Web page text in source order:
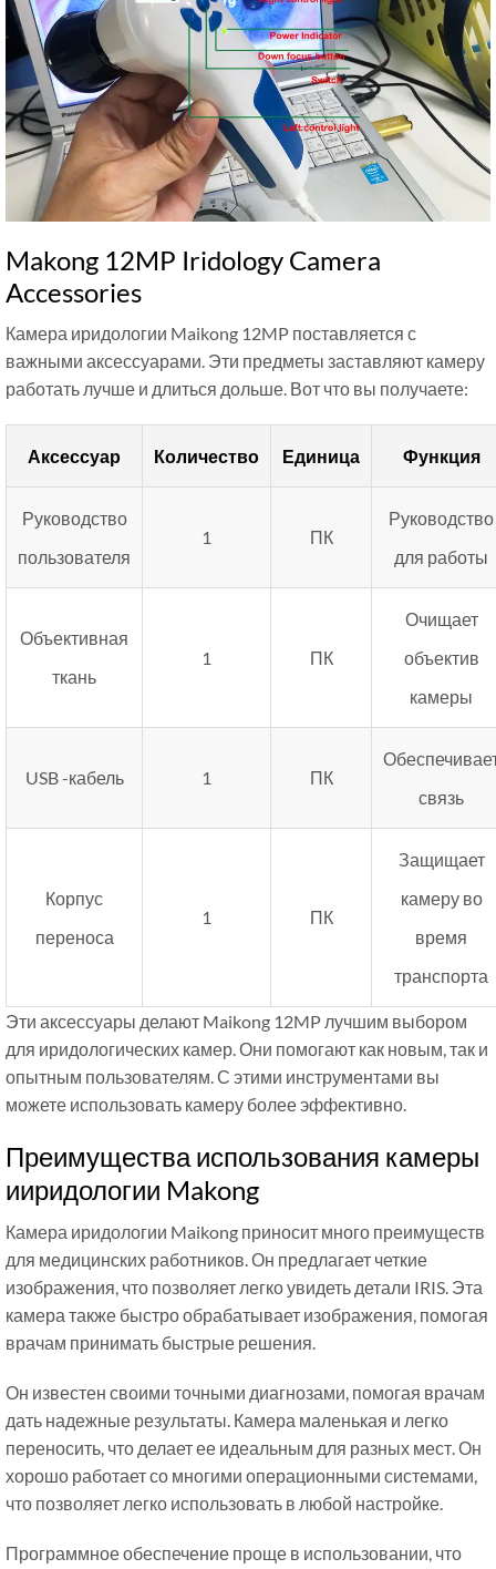
Makong 12MP Iridology Camera
Accessories
Камера иридологии Maikong 12MP поставляется с
важными аксессуарами. Эти предметы заставляют камеру
работать лучше и длиться дольше. Вот что вы получаете:
Аксессуар Количество Единица Функция
Руководство
пользователя
1 ПК
Руководство
для работы
Объективная
ткань
1 ПК
Очищает
объектив
камеры
USB -кабель 1 ПК
связь
Корпус
переноса
1 ПК
Защищает
камеру во
время
транспорта
Эти аксессуары делают Maikong 12MP лучшим выбором
для иридологических камер. Они помогают как новым, так и
опытным пользователям. С этими инструментами вы
можете использовать камеру более эффективно.
Преимущества использования камеры
ииридологии Makong
Камера иридологии Maikong приносит много преимуществ
для медицинских работников. Он предлагает четкие
изображения, что позволяет легко увидеть детали IRIS. Эта
камера также быстро обрабатывает изображения, помогая
врачам принимать быстрые решения.
Он известен своими точными диагнозами, помогая врачам
дать надежные результаты. Камера маленькая и легко
переносить, что делает ее идеальным для разных мест. Он
хорошо работает со многими операционными системами,
что позволяет легко использовать в любой настройке.
Программное обеспечение проще в использовании, что